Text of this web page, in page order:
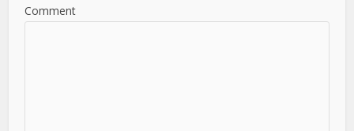
Comment